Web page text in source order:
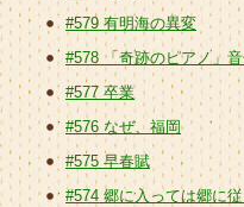
#579 有明海の異変
#578 「奇跡のピアノ」
#577 卒業
#576 なぜ、福岡
#575 早春賦
#574 郷に入っては郷に